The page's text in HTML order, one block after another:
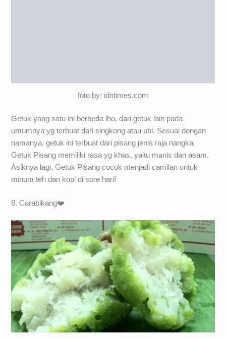
foto by: idntimes.com
Getuk yang satu ini berbeda lho, dari getuk lain pada
umumnya yg terbuat dari singkong atau ubi. Sesuai dengan
namanya, getuk ini terbuat dari pisang jenis raja nangka.
Getuk Pisang memiliki rasa yg khas, yaitu manis dan asam.
Asiknya lagi, Getuk Pisang cocok menjadi camilan untuk
minum teh dan kopi di sore hari!
8. Carabikang❤️